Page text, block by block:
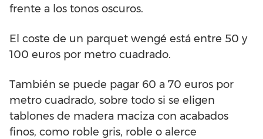
frente a los tonos oscuros.
El coste de un parquet wengé está entre 50 y
100 euros por metro cuadrado.
También se puede pagar 60 a 70 euros por
metro cuadrado, sobre todo si se eligen
tablones de madera maciza con acabados
finos, como roble gris, roble o alerce